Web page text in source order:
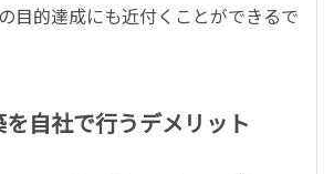
目的達成にも近付くことができるで
自社で行うデメリット